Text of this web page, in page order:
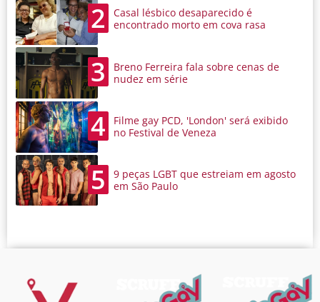
2
Casal lésbico desaparecido é
encontrado morto em cova rasa
3
Breno Ferreira fala sobre cenas de
nudez em série
4
Filme gay PCD, 'London' será exibido
no Festival de Veneza
5
9 peças LGBT que estreiam em agosto
em São Paulo